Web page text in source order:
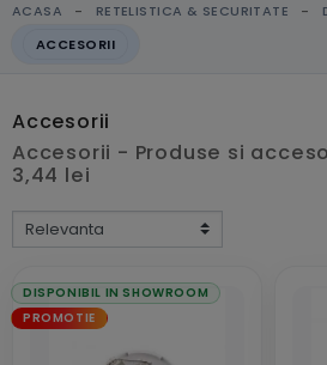
ACASA RETELISTICA & SECURITATE
ACCESORII
Accesorii
Accesorii - Produse si
3,44 lei
DISPONIBIL IN SHOWROOM
PROMOTIE